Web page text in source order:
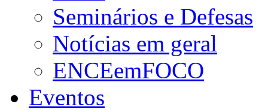
Seminários e Defesas
Notícias em geral
ENCEemFOCO
Eventos